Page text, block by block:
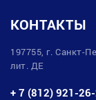
КОНТАКТЫ
197755, г. Санкт-
лит. ДЕ
+ 7 (812) 921-